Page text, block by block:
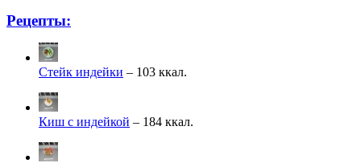
Рецепты:
Стейк индейки – 103 ккал.
Киш с индейкой – 184 ккал.